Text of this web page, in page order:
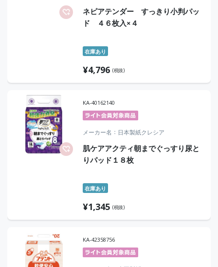
ネピアテンダー すっきり小判パッ
ド ４６枚入×４
在庫あり
¥4,796 (税抜)
KA-40162140
メーカー名 日本製紙クレシア
肌ケアアクティ朝までぐっすり尿と
りパッド１８枚
在庫あり
¥1,345 (税抜)
KA-42358756